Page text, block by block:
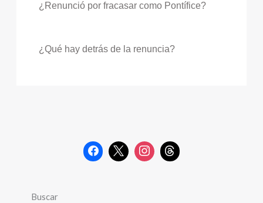
¿Renunció por fracasar como Pontífice?
¿Qué hay detrás de la renuncia?
Buscar